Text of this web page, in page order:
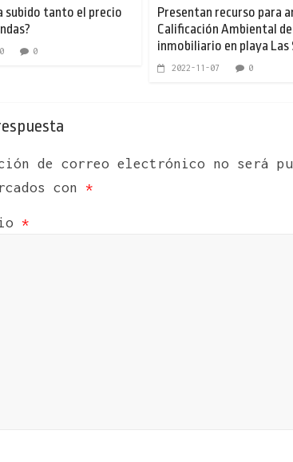
subido tanto el precio
0
Presentan recurso para
Calificación Ambiental
inmobiliario en playa Las
2022-11-07 0
de correo electrónico no será
con *
*